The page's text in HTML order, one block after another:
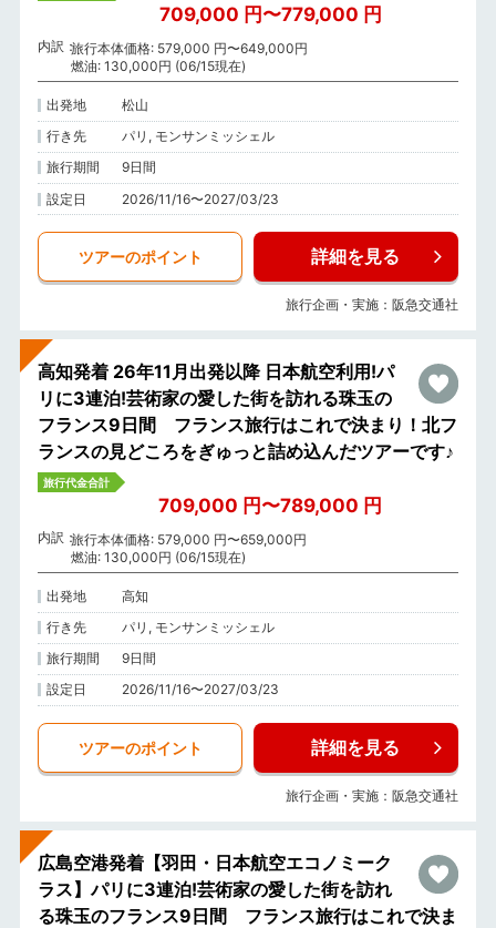
709,000 円〜779,000 円
内訳 旅行本体価格: 579,000 円〜649,000円
燃油: 130,000円 (06/15現在)
出発地
松山
行き先
パリ, モンサンミッシェル
旅行期間
9日間
設定日
2026/11/16〜2027/03/23
ツアーのポイント 詳細を見る
旅行企画・実施：阪急交通社
高知発着 26年11月出発以降 日本航空利用!パ
リに3連泊!芸術家の愛した街を訪れる珠玉の
フランス9日間 フランス旅行はこれで決まり！北フ
ランスの見どころをぎゅっと詰め込んだツアーです♪
旅行代金合計
709,000 円〜789,000 円
内訳 旅行本体価格: 579,000 円〜659,000円
燃油: 130,000円 (06/15現在)
出発地
高知
行き先
パリ, モンサンミッシェル
旅行期間
9日間
設定日
2026/11/16〜2027/03/23
ツアーのポイント 詳細を見る
旅行企画・実施：阪急交通社
広島空港発着【羽田・日本航空エコノミーク
ラス】パリに3連泊!芸術家の愛した街を訪れ
る珠玉のフランス9日間 フランス旅行はこれで決ま